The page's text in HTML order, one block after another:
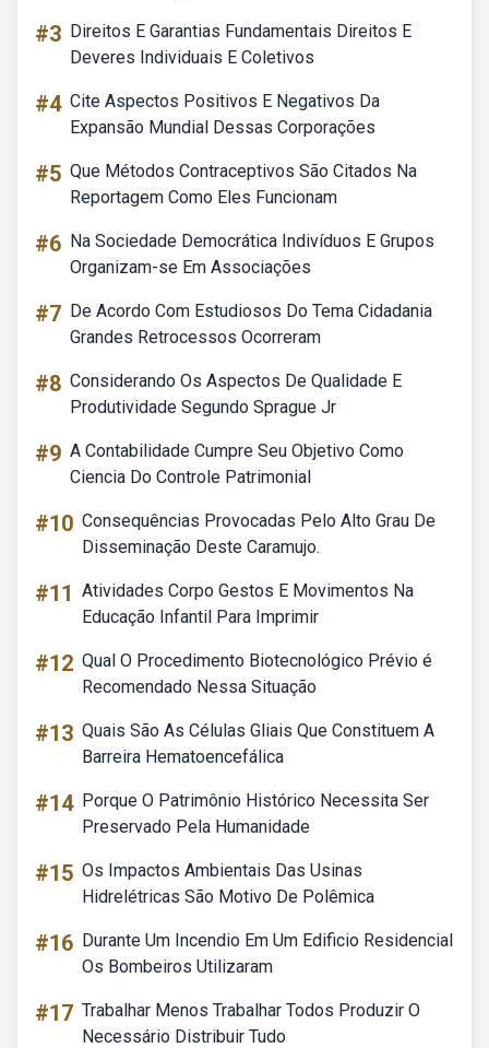
#3 Direitos E Garantias Fundamentais Direitos E
Deveres Individuais E Coletivos
#4 Cite Aspectos Positivos E Negativos Da
Expansão Mundial Dessas Corporações
#5 Que Métodos Contraceptivos São Citados Na
Reportagem Como Eles Funcionam
#6 Na Sociedade Democrática Indivíduos E Grupos
Organizam-se Em Associações
#7 De Acordo Com Estudiosos Do Tema Cidadania
Grandes Retrocessos Ocorreram
#8 Considerando Os Aspectos De Qualidade E
Produtividade Segundo Sprague Jr
#9 A Contabilidade Cumpre Seu Objetivo Como
Ciencia Do Controle Patrimonial
#10 Consequências Provocadas Pelo Alto Grau De
Disseminação Deste Caramujo.
#11 Atividades Corpo Gestos E Movimentos Na
Educação Infantil Para Imprimir
#12 Qual O Procedimento Biotecnológico Prévio é
Recomendado Nessa Situação
#13 Quais São As Células Gliais Que Constituem A
Barreira Hematoencefálica
#14 Porque O Patrimônio Histórico Necessita Ser
Preservado Pela Humanidade
#15 Os Impactos Ambientais Das Usinas
Hidrelétricas São Motivo De Polêmica
#16 Durante Um Incendio Em Um Edificio Residencial
Os Bombeiros Utilizaram
#17 Trabalhar Menos Trabalhar Todos Produzir O
Necessário Distribuir Tudo